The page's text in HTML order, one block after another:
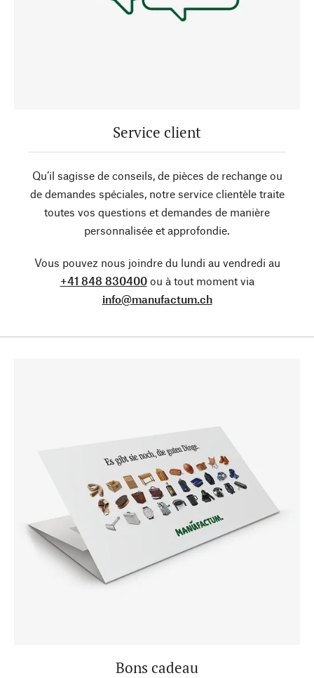
Service client
Qu’il sagisse de conseils, de pièces de rechange ou
de demandes spéciales, notre service clientèle traite
toutes vos questions et demandes de manière
personnalisée et approfondie.
Vous pouvez nous joindre du lundi au vendredi au
+41 848 830400ou à tout moment via
info@manufactum.ch
Bons cadeau